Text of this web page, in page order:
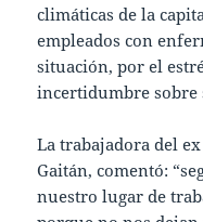
climáticas de la
empleados con
situación, por el
incertidumbre
La trabajadora del
Gaitán, comentó:
nuestro lugar de